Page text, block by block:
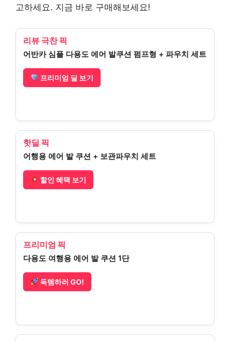
고하세요. 지금 바로 구매해보세요!
리뷰 극찬 픽
어반카 심플 다용도 에어 발쿠션 펌프형 + 파우치 세트
프리미엄 딜 보기
핫딜 픽
어행용 에어 발 쿠션 + 보관파우치 세트
할인 혜택 보기
프리미엄 픽
다용도 여행용 에어 발 쿠션 1단
득템하러 GO!